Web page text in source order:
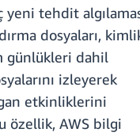
tehdit
dosyaları,
günlükleri dahil
izleyerek
etkinliklerini
özellik, AWS bilgi